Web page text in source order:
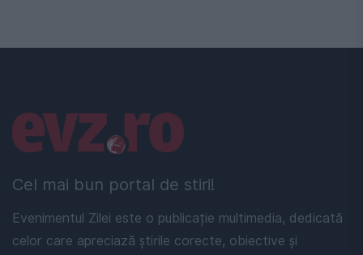
Cel mai bun portal de stiri!
Evenimentul Zilei este o publicație multimedia, dedicată
celor care apreciază știrile corecte, obiective și
Linkuri utile